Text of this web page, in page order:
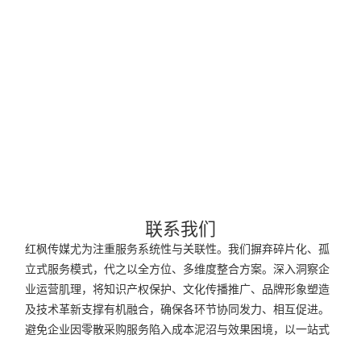
联系我们
红枫传媒尤为注重服务系统性与关联性。我们摒弃碎片化、孤
立式服务模式，代之以全方位、多维度整合方案。深入洞察企
业运营肌理，将知识产权保护、文化传播推广、品牌形象塑造
及技术革新支撑有机融合，确保各环节协同发力、相互促进。
避免企业因零散采购服务陷入成本泥沼与效果困境，以一站式